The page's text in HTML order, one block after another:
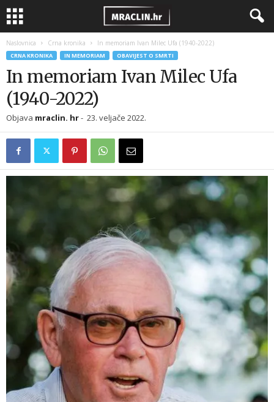
Naslovnica Crna kronika In memoriam Ivan Milec Ufa (1940-2022)
CRNA KRONIKA IN MEMORIAM OBAVIJEST O SMRTI
In memoriam Ivan Milec Ufa
(1940-2022)
Objava mraclin. hr- 23. veljače 2022.